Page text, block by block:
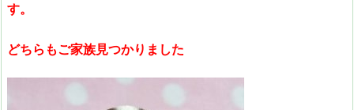
す。
どちらもご家族見つかりました